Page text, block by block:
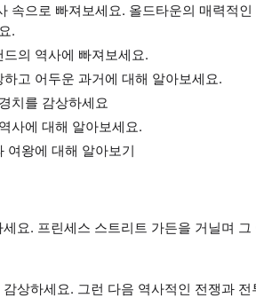
속으로 빠져보세요. 올드타운의 매력적
.
의 역사에 빠져보세요.
고 어두운 과거에 대해 알아보세요.
치를 감상하세요
사에 대해 알아보세요.
여왕에 대해 알아보기
요. 프린세스 스트리트 가든을 거닐며
상하세요. 그런 다음 역사적인 전쟁과